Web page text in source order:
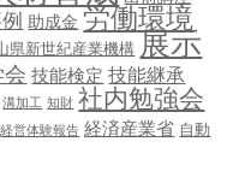
助成金 労働環境
県新世紀産業機構 展示
技能検定 技能継承
溝加工 知財 社内勉強会
経営体験報告 経済産業省 自動